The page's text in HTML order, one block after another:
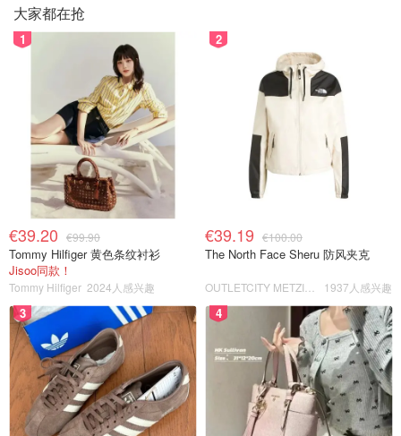
大家都在抢
1
€39.20 €99.90
Tommy Hilfiger 黄色条纹衬衫
Jisoo同款！
Tommy Hilfiger 2024人感兴趣
2
€39.19 €100.00
The North Face Sheru 防风夹克
1937人感兴趣
3 4